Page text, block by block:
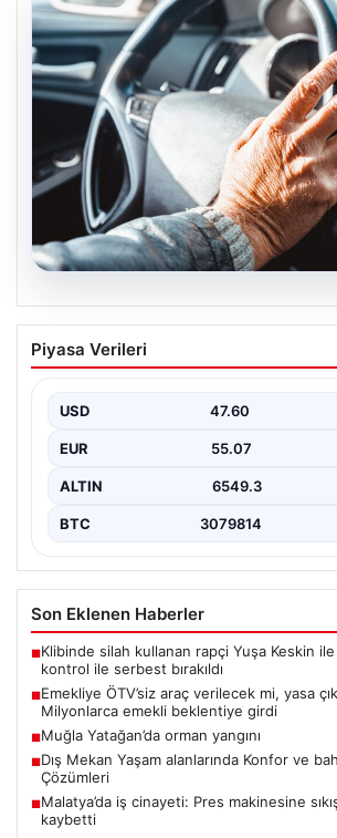
Emekliye ÖTV’siz araç
yasa çıkacak mı? Milyonlarca
Piyasa Verileri
USD 47.60
EUR 55.07
ALTIN 6549.3
BTC 3079814
Son Eklenen Haberler
■Klibinde silah kullanan rapçi Yuşa Keskin
kontrol ile serbest bırakıldı
■Emekliye ÖTV’siz araç verilecek mi, yasa
Milyonlarca emekli beklentiye girdi
■Muğla Yatağan’da orman yangını
■Dış Mekan Yaşam alanlarında Konfor ve
Çözümleri
■Malatya’da iş cinayeti: Pres makinesine
kaybetti